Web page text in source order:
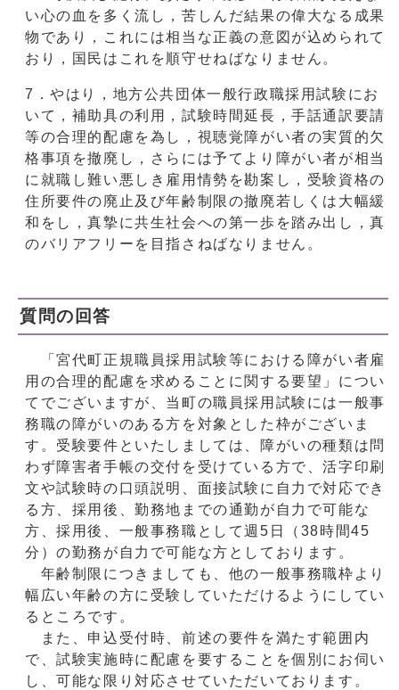
い心の血を多く流し，苦しんだ結果の偉大なる成果
物であり，これには相当な正義の意図が込められて
おり，国民はこれを順守せねばなりません。
7．やはり，地方公共団体一般行政職採用試験にお
いて，補助具の利用，試験時間延長，手話通訳要請
等の合理的配慮を為し，視聴覚障がい者の実質的欠
格事項を撤廃し，さらには予てより障がい者が相当
に就職し難い悪しき雇用情勢を勘案し，受験資格の
住所要件の廃止及び年齢制限の撤廃若しくは大幅緩
和をし，真摯に共生社会への第一歩を踏み出し，真
のバリアフリーを目指さねばなりません。
質問の回答
「宮代町正規職員採用試験等における障がい者雇
用の合理的配慮を求めることに関する要望」につい
てでございますが、当町の職員採用試験には一般事
務職の障がいのある方を対象とした枠がございま
す。受験要件といたしましては、障がいの種類は問
わず障害者手帳の交付を受けている方で、活字印刷
文や試験時の口頭説明、面接試験に自力で対応でき
る方、採用後、勤務地までの通勤が自力で可能な
方、採用後、一般事務職として週5日（38時間45
分）の勤務が自力で可能な方としております。
年齢制限につきましても、他の一般事務職枠より
幅広い年齢の方に受験していただけるようにしてい
るところです。
また、申込受付時、前述の要件を満たす範囲内
で、試験実施時に配慮を要することを個別にお伺い
し、可能な限り対応させていただいております。